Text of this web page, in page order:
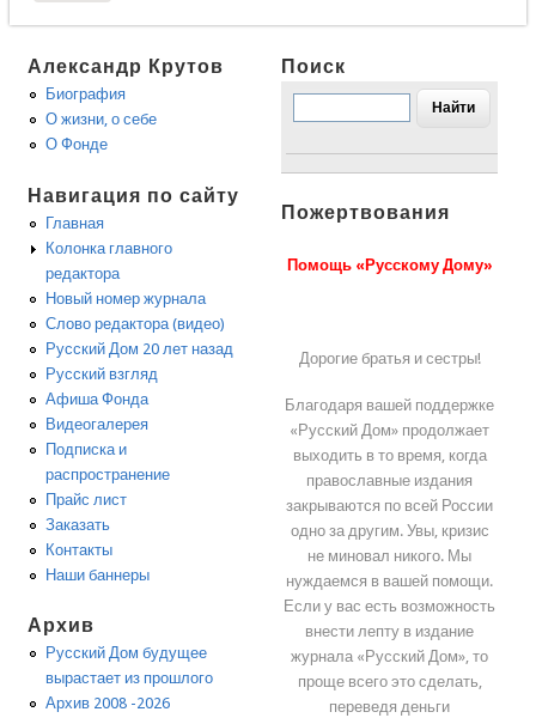
Александр Крутов
Биография
О жизни, о себе
О Фонде
Навигация по сайту
Главная
Колонка главного
редактора
Новый номер журнала
Слово редактора (видео)
Русский Дом 20 лет назад
Русский взгляд
Афиша Фонда
Видеогалерея
Подписка и
распространение
Прайс лист
Заказать
Контакты
Наши баннеры
Архив
Русский Дом будущее
вырастает из прошлого
Архив 2008 -2026
Поиск
Пожертвования
Помощь «Русскому Дому»
Дорогие братья и сестры!
Благодаря вашей поддержке
«Русский Дом» продолжает
выходить в то время, когда
православные издания
закрываются по всей России
одно за другим. Увы, кризис
не миновал никого. Мы
нуждаемся в вашей помощи.
Если у вас есть возможность
внести лепту в издание
журнала «Русский Дом», то
проще всего это сделать,
переведя деньги